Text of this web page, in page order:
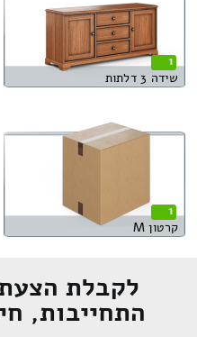
1
שידה 3 דלתות
1
קרטון M
לקבלת
התחייבות,